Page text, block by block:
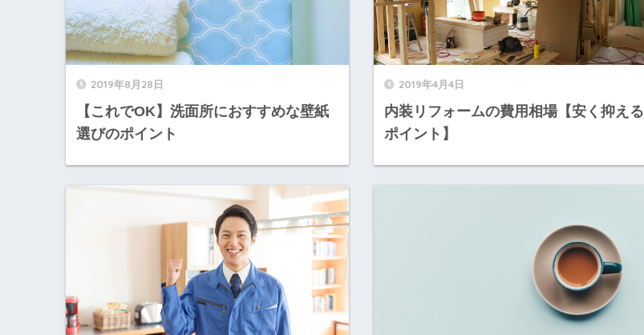
2019年8月28日
【これでOK】洗面所におすすめな壁紙
選びのポイント
2019年4月4日
内装リフォームの費用相場【安く抑える
ポイント】